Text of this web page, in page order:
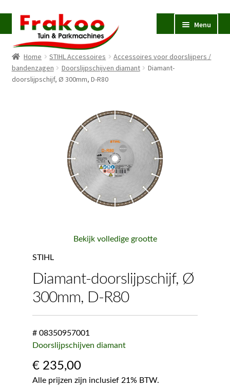
Ga
door
naar
navigatie
Ga
naar
de
inhoud
Menu
Homepage
Verkoop en Reparatie
Home STIHL Accessoires
Accessoires voor doorslijpers /
bandenzagen
Doorslijpschijven diamant
Diamant-
doorslijpschijf, Ø 300mm, D-R80
Bekijk volledige grootte
STIHL
Diamant-doorslijpschijf, Ø
300mm, D-R80
# 08350957001
Doorslijpschijven diamant
€235,00
Alle prijzen zijn inclusief 21% BTW.